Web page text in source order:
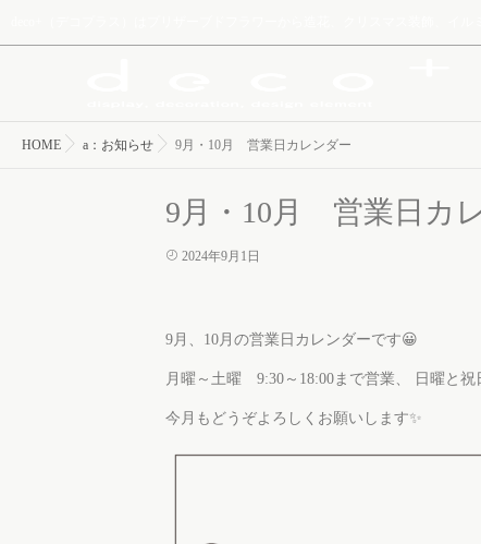
HOME a：お知らせ 9月・10月 営業日カレンダー
9月・10月 営業日カ
2024年9月1日
9月、10月の営業日カレンダーです😀
月曜～土曜 9:30～18:00まで営業、 日曜と祝
今月もどうぞよろしくお願いします✨